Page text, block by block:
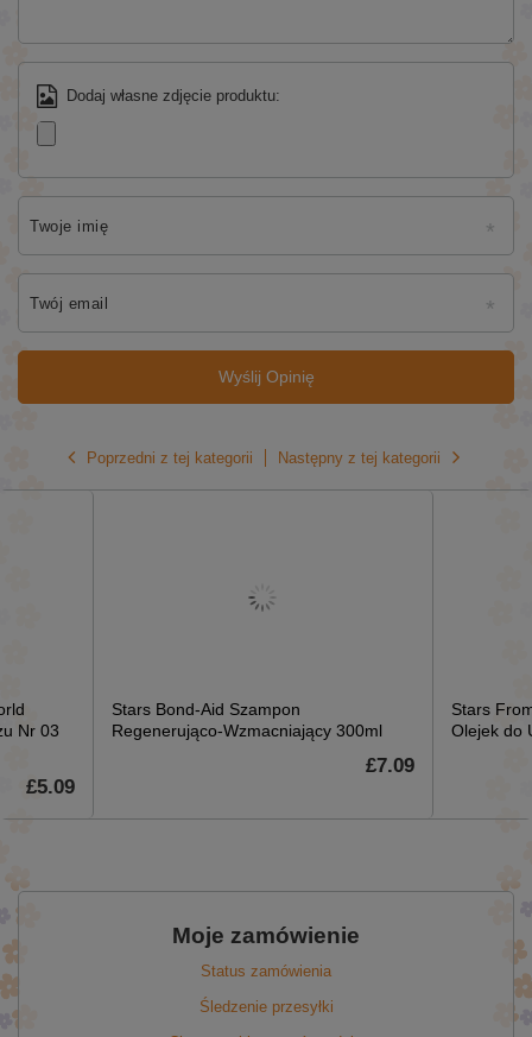
Dodaj własne zdjęcie produktu:
Twoje imię
Twój email
Wyślij Opinię
Poprzedni z tej kategorii
Nr 03
£5.09
Stars Bond-Aid Szampon
Regenerująco-Wzmacniający 300ml
£7.09
Stars
Olejek do
Następny z tej kategorii
Moje zamówienie
Status zamówienia
Śledzenie przesyłki